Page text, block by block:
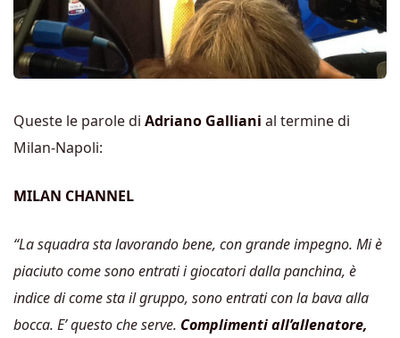
Queste le parole di Adriano Galliani al termine di
Milan-Napoli:
MILAN CHANNEL
“La squadra sta lavorando bene, con grande impegno. Mi è
piaciuto come sono entrati i giocatori dalla panchina, è
indice di come sta il gruppo, sono entrati con la bava alla
bocca. E’ questo che serve. Complimenti all’allenatore,